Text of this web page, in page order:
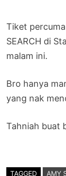
Tiket
SEARCH di
malam ini.
Bro hanya
yang nak
Tahniah buat
TAGGED
AMY